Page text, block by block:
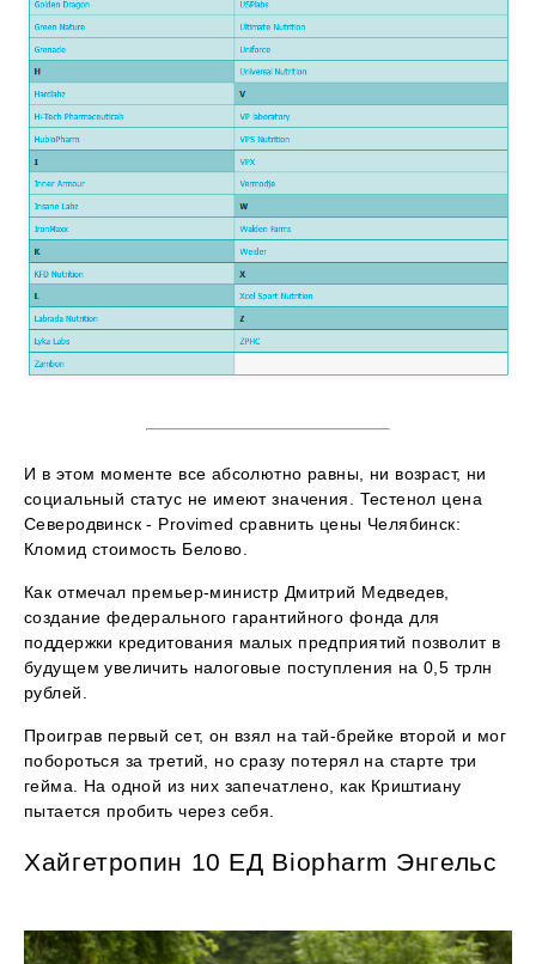
И в этом моменте все абсолютно равны, ни возраст, ни
социальный статус не имеют значения. Тестенол цена
Северодвинск - Provimed сравнить цены Челябинск:
Кломид стоимость Белово.
Как отмечал премьер-министр Дмитрий Медведев,
создание федерального гарантийного фонда для
поддержки кредитования малых предприятий позволит в
будущем увеличить налоговые поступления на 0,5 трлн
рублей.
Проиграв первый сет, он взял на тай-брейке второй и мог
побороться за третий, но сразу потерял на старте три
гейма. На одной из них запечатлено, как Криштиану
пытается пробить через себя.
Хайгетропин 10 ЕД Biopharm Энгельс